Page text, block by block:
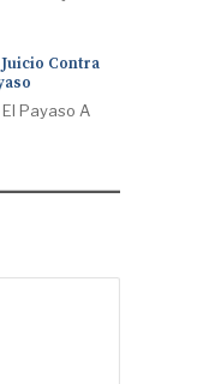
Contra
Payaso A